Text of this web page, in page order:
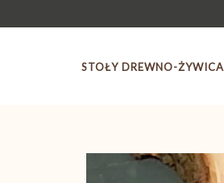
STOŁY DREWNO-ŻYWICA